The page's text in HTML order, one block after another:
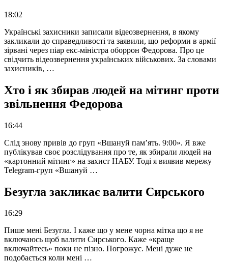
18:02
Українські захисники записали відеозвернення, в якому
закликали до справедливості та заявили, що реформи в армії
зірвані через піар екс-міністра оборрон Федорова. Про це
свідчить відеозвернення українських військових. За словами
захисників, …
Хто і як збирав людей на мітинг проти
звільнення Федорова
16:44
Слід знову привів до груп «Вшануй пам’ять. 9:00». Я вже
публікував своє розслідування про те, як збирали людей на
«картонний мітинг» на захист НАБУ. Тоді я виявив мережу
Telegram-груп «Вшануй …
Безугла закликає валити Сирського
16:29
Пише мені Безугла. І каже що у мене чорна мітка що я не
включаюсь щоб валити Сирського. Каже «краще
включайтесь» поки не пізно. Погрожує. Мені дуже не
подобається коли мені …